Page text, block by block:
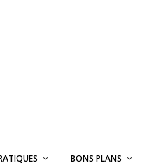
BONS PLANS